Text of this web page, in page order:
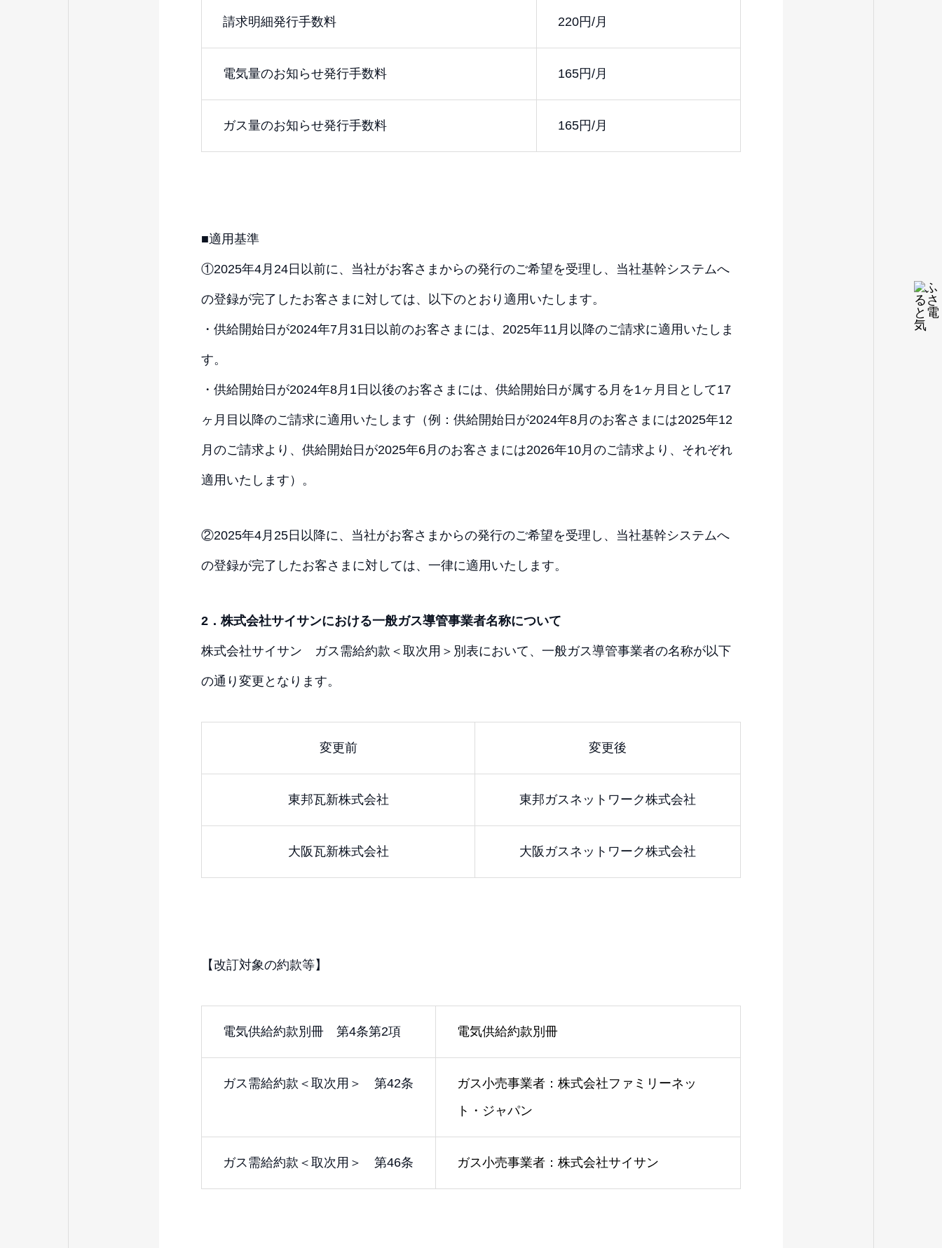
請求明細発行手数料 220円/月
電気量のお知らせ発行手数料 165円/月
ガス量のお知らせ発行手数料 165円/月
■適用基準
①2025年4月24日以前に、当社がお客さまからの発行のご希望を受理し、当社基幹システムへ
の登録が完了したお客さまに対しては、以下のとおり適用いたします。
・供給開始日が2024年7月31日以前のお客さまには、2025年11月以降のご請求に適用いたしま
す。
・供給開始日が2024年8月1日以後のお客さまには、供給開始日が属する月を1ヶ月目として17
ヶ月目以降のご請求に適用いたします（例：供給開始日が2024年8月のお客さまには2025年12
月のご請求より、供給開始日が2025年6月のお客さまには2026年10月のご請求より、それぞれ
適用いたします）。
②2025年4月25日以降に、当社がお客さまからの発行のご希望を受理し、当社基幹システムへ
の登録が完了したお客さまに対しては、一律に適用いたします。
2 ．株式会社サイサンにおける一般ガス導管事業者名称について
株式会社サイサン ガス需給約款＜取次用＞別表において、一般ガス導管事業者の名称が以下
の通り変更となります。
変更前 変更後
東邦瓦新株式会社 東邦ガスネットワーク株式会社
大阪瓦新株式会社 大阪ガスネットワーク株式会社
【改訂対象の約款等】
電気供給約款別冊 第4条第2項 電気供給約款別冊
ガス需給約款＜取次用＞ 第42条
ガス小売事業者：株式会社ファミリーネッ
ト・ジャパン
ガス需給約款＜取次用＞ 第46条 ガス小売事業者：株式会社サイサン